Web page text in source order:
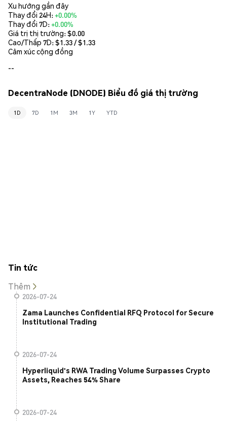
Xu hướng gần đây
Thay đổi 24H:+0.00%
Thay đổi 7D:+0.00%
Giá trị thị trường:$0.00
Cao/Thấp 7D: $1.33/ $1.33
Cảm xúc cộng đồng
--
DecentraNode (DNODE) Biểu đồ giá thị trường
1D 7D 1M 3M 1Y YTD
Tin tức
Thêm
2026-07-24
Zama Launches Confidential RFQ Protocol for Secure
Institutional Trading
2026-07-24
Hyperliquid's RWA Trading Volume Surpasses Crypto
Assets, Reaches 54% Share
2026-07-24